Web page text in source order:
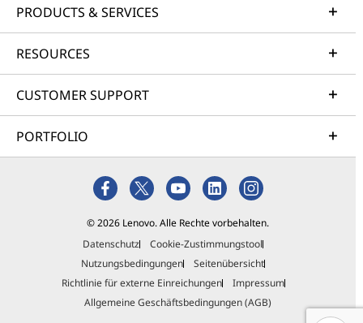
PRODUCTS & SERVICES
RESOURCES
CUSTOMER SUPPORT
PORTFOLIO
© 2026 Lenovo. Alle Rechte vorbehalten.
Datenschutz
Cookie-Zustimmungstool
Nutzungsbedingungen
Seitenübersicht
Richtlinie für externe Einreichungen
Impressum
Allgemeine Geschäftsbedingungen (AGB)